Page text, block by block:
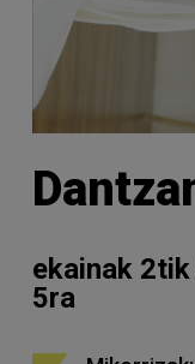
ekainak
5ra